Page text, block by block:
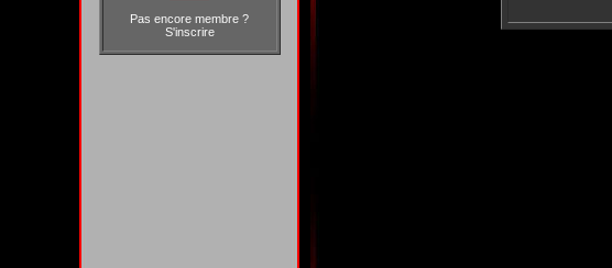
Pas encore membre ?
S'inscrire